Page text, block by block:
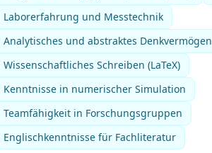
Laborerfahrung und Messtechnik
Analytisches und abstraktes Denkvermögen
Wissenschaftliches Schreiben (LaTeX)
Kenntnisse in numerischer Simulation
Teamfähigkeit in Forschungsgruppen
Englischkenntnisse für Fachliteratur